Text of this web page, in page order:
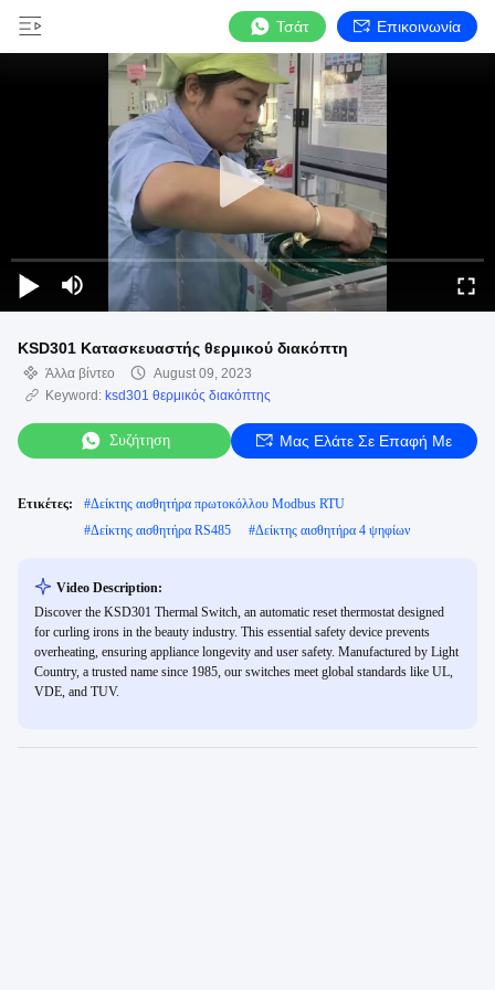
Τσάτ Επικοινωνία
KSD301 Κατασκευαστής θερμικού διακόπτη
Άλλα βίντεο
August 09, 2023
Keyword: ksd301 θερμικός διακόπτης
Συζήτηση Μας Ελάτε Σε Επαφή Με
Ετικέτες: #Δείκτης αισθητήρα πρωτοκόλλου Modbus RTU
#Δείκτης αισθητήρα RS485 #Δείκτης αισθητήρα 4 ψηφίων
Video Description:
Discover the KSD301 Thermal Switch, an automatic reset thermostat designed
for curling irons in the beauty industry. This essential safety device prevents
overheating, ensuring appliance longevity and user safety. Manufactured by Light
Country, a trusted name since 1985, our switches meet global standards like UL,
VDE, and TUV.